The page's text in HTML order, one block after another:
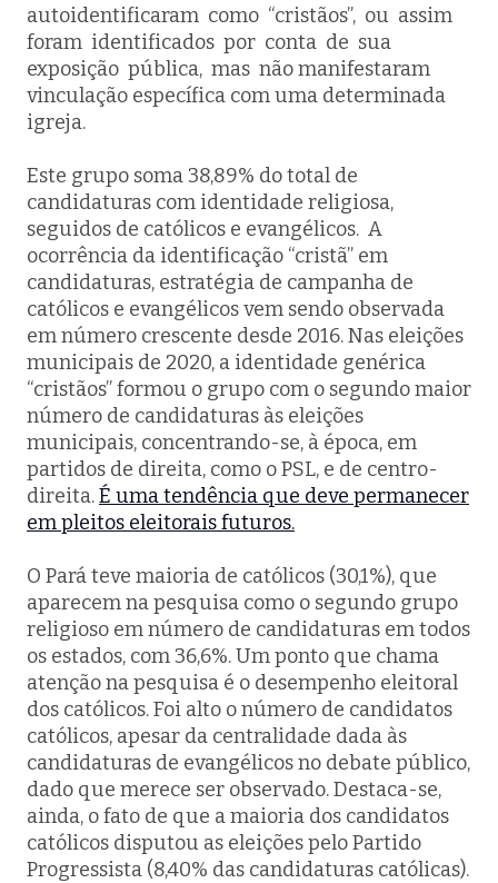
autoidentificaram como “cristãos”, ou assim
foram identificados por conta de sua
exposição pública, mas não manifestaram
vinculação específica com uma determinada
igreja.
Este grupo soma 38,89% do total de
candidaturas com identidade religiosa,
seguidos de católicos e evangélicos. A
ocorrência da identificação “cristã” em
candidaturas, estratégia de campanha de
católicos e evangélicos vem sendo observada
em número crescente desde 2016. Nas eleições
municipais de 2020, a identidade genérica
“cristãos” formou o grupo com o segundo maior
número de candidaturas às eleições
municipais, concentrando-se, à época, em
partidos de direita, como o PSL, e de centro-
direita.É uma tendência que deve permanecer
em pleitos eleitorais futuros.
O Pará teve maioria de católicos (30,1%), que
aparecem na pesquisa como o segundo grupo
religioso em número de candidaturas em todos
os estados, com 36,6%. Um ponto que chama
atenção na pesquisa é o desempenho eleitoral
dos católicos. Foi alto o número de candidatos
católicos, apesar da centralidade dada às
candidaturas de evangélicos no debate público,
dado que merece ser observado. Destaca-se,
ainda, o fato de que a maioria dos candidatos
católicos disputou as eleições pelo Partido
Progressista (8,40% das candidaturas católicas).